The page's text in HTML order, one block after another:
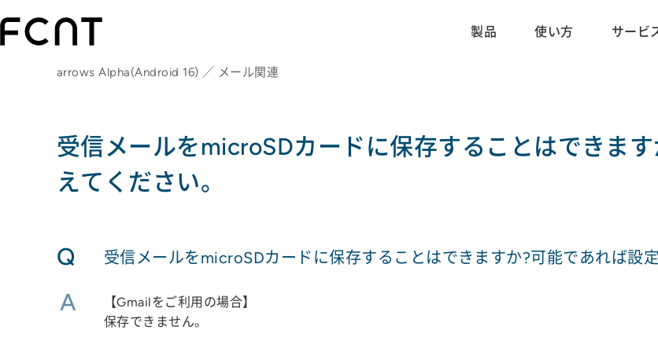
製品 使い方 サービ
arrows Alpha(Android 16) ／ メール関連
受信メールをmicroSDカードに保存することはできま
えてください。
Q 受信メールをmicroSDカードに保存することはできますか?可能であれば設
A
【Gmailをご利用の場合】
保存できません。